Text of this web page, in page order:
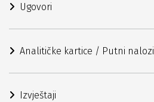
Ugovori
Analitičke kartice / Putni nalozi
Izvještaji